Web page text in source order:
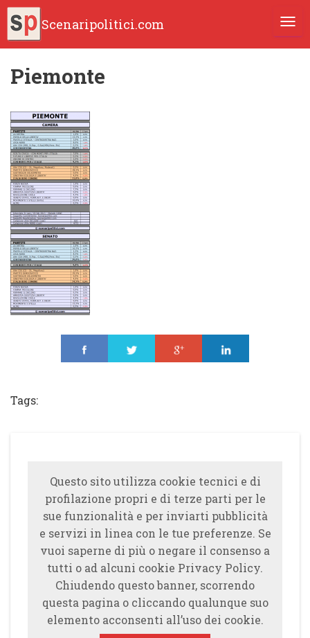
Scenaripolitici.com
Piemonte
Tags:
Questo sito utilizza cookie tecnici e di
profilazione propri e di terze parti per le
sue funzionalità e per inviarti pubblicità
e servizi in linea con le tue preferenze. Se
vuoi saperne di più o negare il consenso a
tutti o ad alcuni cookie Privacy Policy.
Chiudendo questo banner, scorrendo
questa pagina o cliccando qualunque suo
elemento acconsenti all’uso dei cookie.